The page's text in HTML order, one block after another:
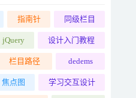
指南针 同级栏目
jQuery 设计入门教程
栏目路径 dedems
焦点图 学习交互设计